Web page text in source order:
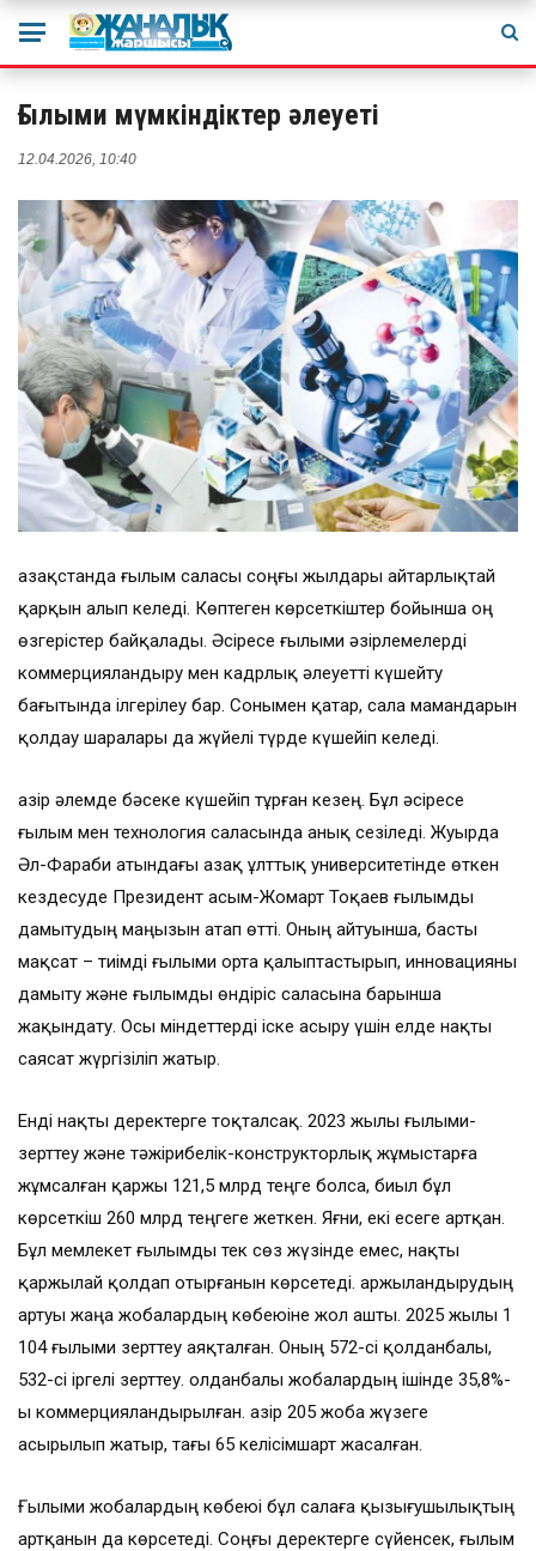
Ғылыми мүмкіндіктер әлеуеті
12.04.2026, 10:40
Қазақстанда ғылым саласы соңғы жылдары айтарлықтай
қарқын алып келеді. Көптеген көрсеткіштер бойынша оң
өзгерістер байқалады. Әсіресе ғылыми әзірлемелерді
коммерцияландыру мен кадрлық әлеуетті күшейту
бағытында ілгерілеу бар. Сонымен қатар, сала мамандарын
қолдау шаралары да жүйелі түрде күшейіп келеді.
Қазір әлемде бәсеке күшейіп тұрған кезең. Бұл әсіресе
ғылым мен технология саласында анық сезіледі. Жуырда
Әл-Фараби атындағы Қазақ ұлттық университетінде өткен
кездесуде Президент Қасым-Жомарт Тоқаев ғылымды
дамытудың маңызын атап өтті. Оның айтуынша, басты
мақсат – тиімді ғылыми орта қалыптастырып, инновацияны
дамыту және ғылымды өндіріс саласына барынша
жақындату. Осы міндеттерді іске асыру үшін елде нақты
саясат жүргізіліп жатыр.
Енді нақты деректерге тоқталсақ. 2023 жылы ғылыми-
зерттеу және тәжірибелік-конструкторлық жұмыстарға
жұмсалған қаржы 121,5 млрд теңге болса, биыл бұл
көрсеткіш 260 млрд теңгеге жеткен. Яғни, екі есеге артқан.
Бұл мемлекет ғылымды тек сөз жүзінде емес, нақты
қаржылай қолдап отырғанын көрсетеді. Қаржыландырудың
артуы жаңа жобалардың көбеюіне жол ашты. 2025 жылы 1
104 ғылыми зерттеу аяқталған. Оның 572-сі қолданбалы,
532-сі іргелі зерттеу. Қолданбалы жобалардың ішінде 35,8%-
ы коммерцияландырылған. Қазір 205 жоба жүзеге
асырылып жатыр, тағы 65 келісімшарт жасалған.
Ғылыми жобалардың көбеюі бұл салаға қызығушылықтың
артқанын да көрсетеді. Соңғы деректерге сүйенсек, ғылым